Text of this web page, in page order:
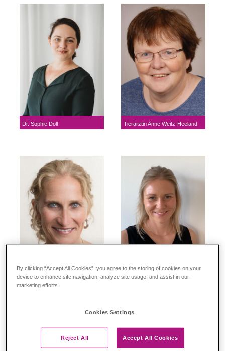
Dr. Sophie Doll Tierärztin Anne Weitz-Heeland
Dr. Stefanie Wolters BBA Ann-Christin van Nahl
By clicking “Accept All Cookies”, you agree to the storing of cookies on your
device to enhance site navigation, analyze site usage, and assist in our
marketing efforts.
Cookies Settings
Reject All Accept All Cookies